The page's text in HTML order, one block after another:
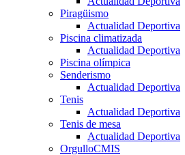
Piragüismo
Actualidad Deportiva
Piscina climatizada
Actualidad Deportiva
Piscina olímpica
Senderismo
Actualidad Deportiva
Tenis
Actualidad Deportiva
Tenis de mesa
Actualidad Deportiva
OrgulloCMIS